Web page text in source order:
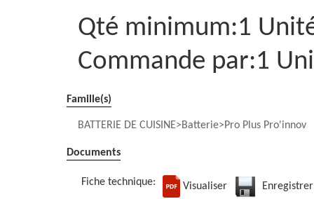
Qté minimum:1
Commande par:1
Famille(s)
BATTERIE DE CUISINE Batterie Pro Plus Pro'innov
Documents
Fiche technique: Visualiser Enregistrer